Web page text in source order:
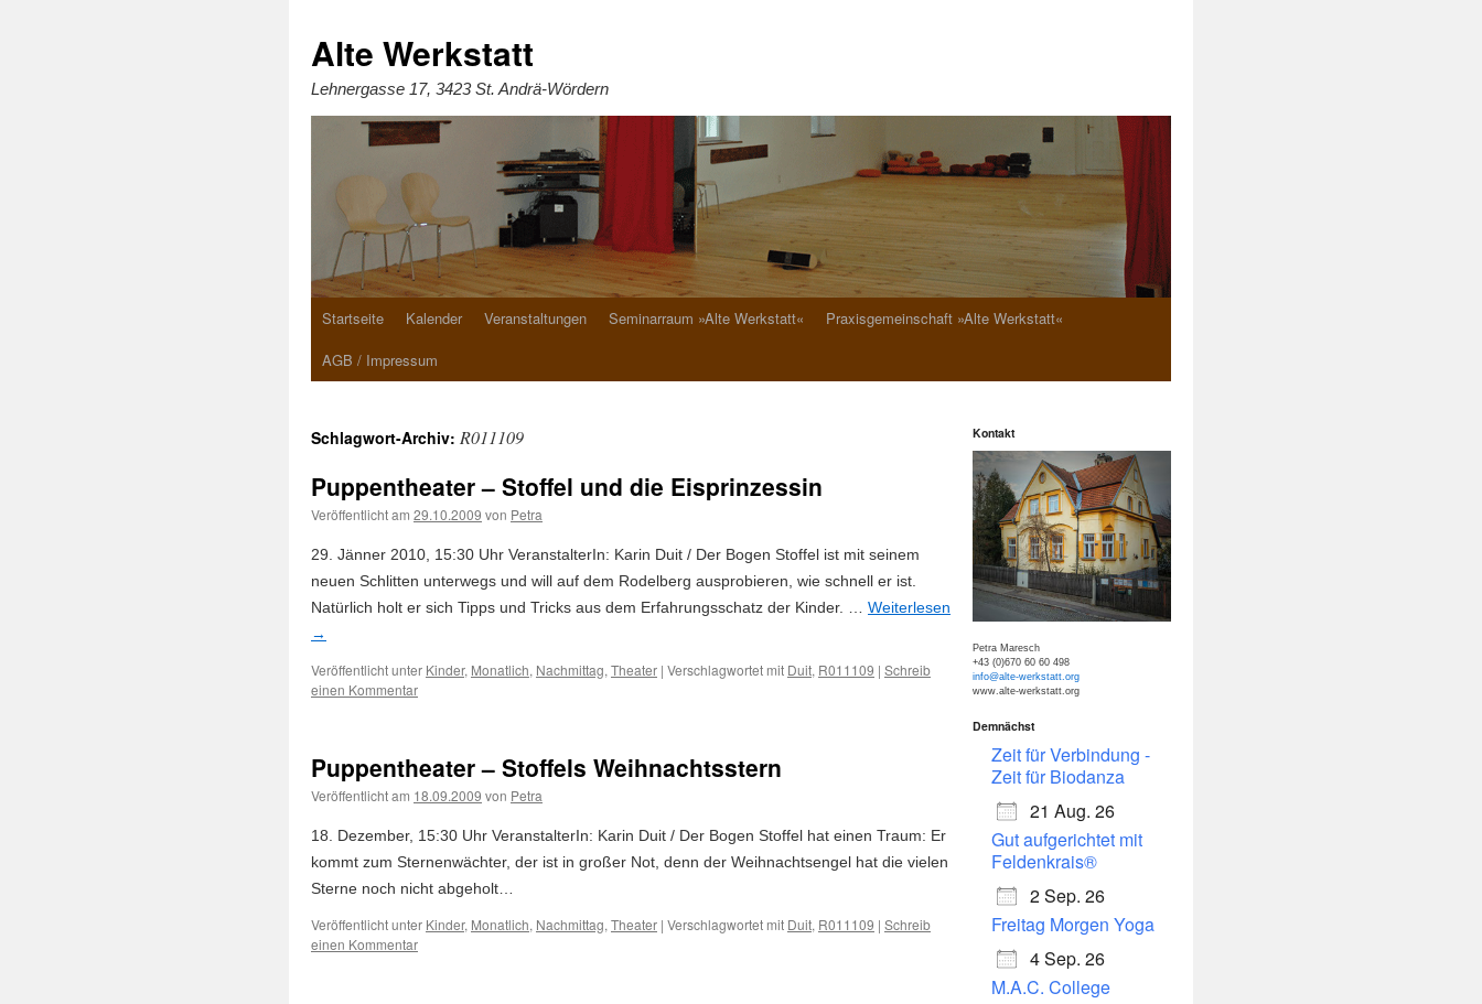
Alte Werkstatt
Lehnergasse 17, 3423 St. Andrä-Wördern
Startseite Kalender Veranstaltungen Seminarraum »Alte Werkstatt«
Praxisgemeinschaft »Alte Werkstatt«
AGB / Impressum
Schlagwort-Archiv: R011109
Puppentheater – Stoffel und die Eisprinzessin
Veröffentlicht am 29.10.2009 von Petra
29. Jänner 2010, 15:30 Uhr VeranstalterIn: Karin Duit / Der Bogen Stoffel ist mit seinem
neuen Schlitten unterwegs und will auf dem Rodelberg ausprobieren, wie schnell er ist.
Natürlich holt er sich Tipps und Tricks aus dem Erfahrungsschatz der Kinder. … Weiterlesen
→
Veröffentlicht unter Kinder, Monatlich, Nachmittag, Theater | Verschlagwortet mit Duit, R011109 | Schreib
einen Kommentar
Puppentheater – Stoffels Weihnachtsstern
Veröffentlicht am 18.09.2009 von Petra
18. Dezember, 15:30 Uhr VeranstalterIn: Karin Duit / Der Bogen Stoffel hat einen Traum: Er
kommt zum Sternenwächter, der ist in großer Not, denn der Weihnachtsengel hat die vielen
Sterne noch nicht abgeholt…
Veröffentlicht unter Kinder, Monatlich, Nachmittag, Theater | Verschlagwortet mit Duit, R011109 | Schreib
einen Kommentar
Kontakt
Petra Maresch
+43 (0)670 60 60 498
info@alte-werkstatt.org
www.alte-werkstatt.org
Demnächst
Zeit für Verbindung -
Zeit für Biodanza
21 Aug. 26
Gut aufgerichtet mit
Feldenkrais®
2 Sep. 26
Freitag Morgen Yoga
4 Sep. 26
M.A.C. College